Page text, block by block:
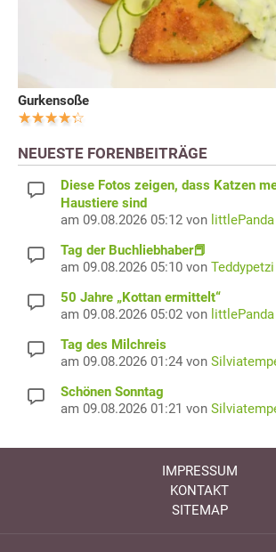
Gurkensoße
NEUESTE FORENBEITRÄGE
Diese Fotos zeigen, dass Katzen
Haustiere sind
am 09.08.2026 05:12 von littlePanda
Tag der Buchliebhaber📕
am 09.08.2026 05:10 von Teddypetzi
50 Jahre „Kottan ermittelt“
am 09.08.2026 05:02 von littlePanda
Tag des Milchreis
am 09.08.2026 01:24 von
Schönen Sonntag
am 09.08.2026 01:21 von
IMPRESSUM
KONTAKT
SITEMAP